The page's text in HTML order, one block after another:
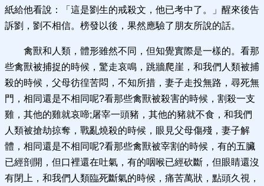
紙給他看說：「這是劉生的戒殺文，他已考中了。」醒來後告
訴劉，劉不相信。榜發以後，果然應驗了朋友所說的話。
禽獸和人類，體形雖然不同，但知覺實際是一樣的。看那
些禽獸被捕捉的時候，驚走哀鳴，跳牆爬崖，和我們人類被捕
殺的時候，父母彷徨苦悶，不知所措，妻子走投無路，尋死無
門，相同還是不相同呢?看那些禽獸被殺害的時候，割殺一支
雞，其他的雞就哀啼;屠宰一頭豬，其他的豬就不食，和我們
人類被搶劫掠奪，戰亂燒殺的時候，眼見父母傷殘，妻子解
體，相同還是不相同呢?看那些禽獸被宰割的時候，有的五臟
已經剖開，但口裡還在吐氣，有的咽喉已經砍斷，但眼睛還沒
有閉上，和我們人類臨死斷氣的時候，痛苦萬狀，點頭久視，